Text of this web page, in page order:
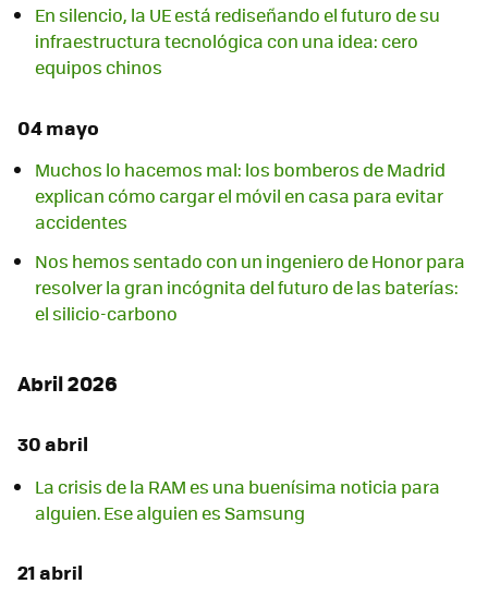
En silencio, la UE está rediseñando el futuro de su
infraestructura tecnológica con una idea: cero
equipos chinos
04 mayo
Muchos lo hacemos mal: los bomberos de Madrid
explican cómo cargar el móvil en casa para evitar
accidentes
Nos hemos sentado con un ingeniero de Honor para
resolver la gran incógnita del futuro de las baterías:
el silicio-carbono
Abril 2026
30 abril
La crisis de la RAM es una buenísima noticia para
alguien. Ese alguien es Samsung
21 abril